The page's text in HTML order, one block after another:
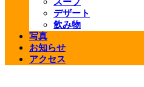
デザート
飲み物
写真
お知らせ
アクセス